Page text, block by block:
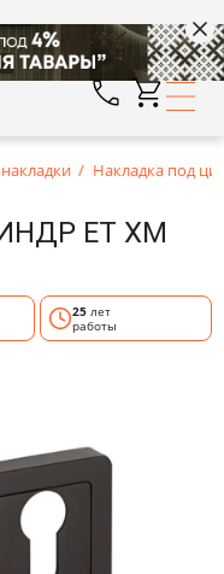
Накладка под
ET XM
25 лет
работы